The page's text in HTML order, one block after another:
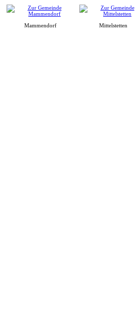
Mammendorf Mittelstetten